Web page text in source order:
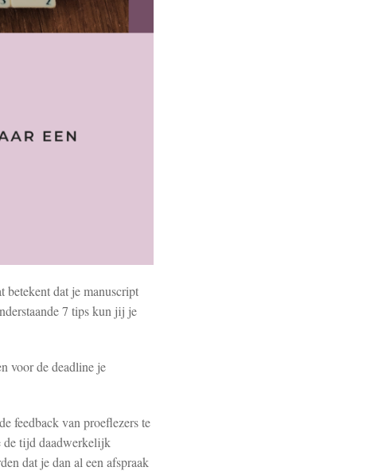
betekent dat je manuscript
7 tips kun jij je
voor de deadline je
feedback van proeflezers te
de tijd daadwerkelijk
dat je dan al een afspraak